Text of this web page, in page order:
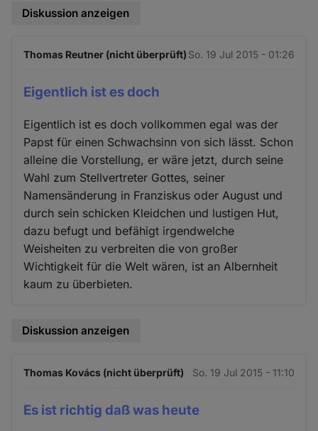
Diskussion anzeigen
Thomas Reutner (nicht überprüft) So. 19 Jul 2015 - 01:26
Eigentlich ist es doch
Eigentlich ist es doch vollkommen egal was der
Papst für einen Schwachsinn von sich lässt. Schon
alleine die Vorstellung, er wäre jetzt, durch seine
Wahl zum Stellvertreter Gottes, seiner
Namensänderung in Franziskus oder August und
durch sein schicken Kleidchen und lustigen Hut,
dazu befugt und befähigt irgendwelche
Weisheiten zu verbreiten die von großer
Wichtigkeit für die Welt wären, ist an Albernheit
kaum zu überbieten.
Diskussion anzeigen
Thomas Kovács (nicht überprüft) So. 19 Jul 2015 - 11:10
Es ist richtig daß was heute